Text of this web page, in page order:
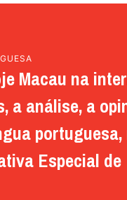
Macau na
a análise, a
portuguesa,
Especial de